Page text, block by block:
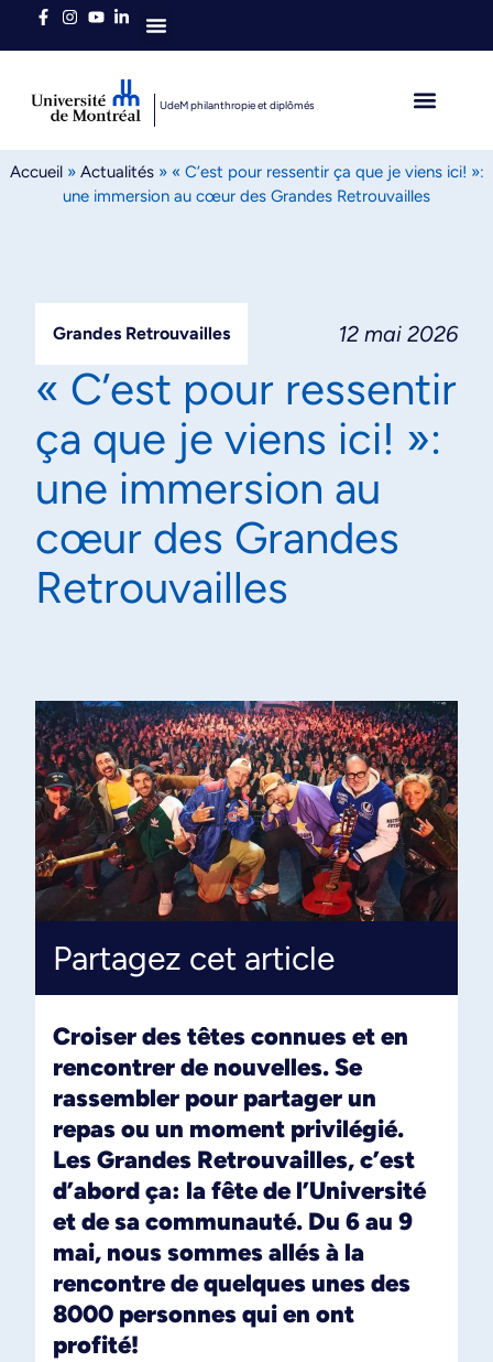
UdeM philanthropie et diplômés
Accueil» Actualités» « C’est pour ressentir ça que je viens ici! »:
une immersion au cœur des Grandes Retrouvailles
Grandes Retrouvailles 12 mai 2026
« C’est pour ressentir
ça que je viens ici! »:
une immersion au
cœur des Grandes
Retrouvailles
Partagez cet article
Croiser des têtes connues et en
rencontrer de nouvelles. Se
rassembler pour partager un
repas ou un moment privilégié.
Les Grandes Retrouvailles, c’est
d’abord ça: la fête de l’Université
et de sa communauté. Du 6 au 9
mai, nous sommes allés à la
rencontre de quelques unes des
8000 personnes qui en ont
profité!